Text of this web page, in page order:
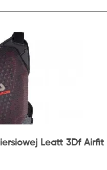
Leatt 3Df Airfit